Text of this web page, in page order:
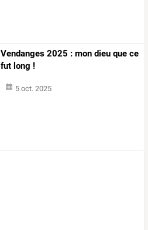
Vendanges 2025 : mon dieu que ce
fut long !
5 oct. 2025